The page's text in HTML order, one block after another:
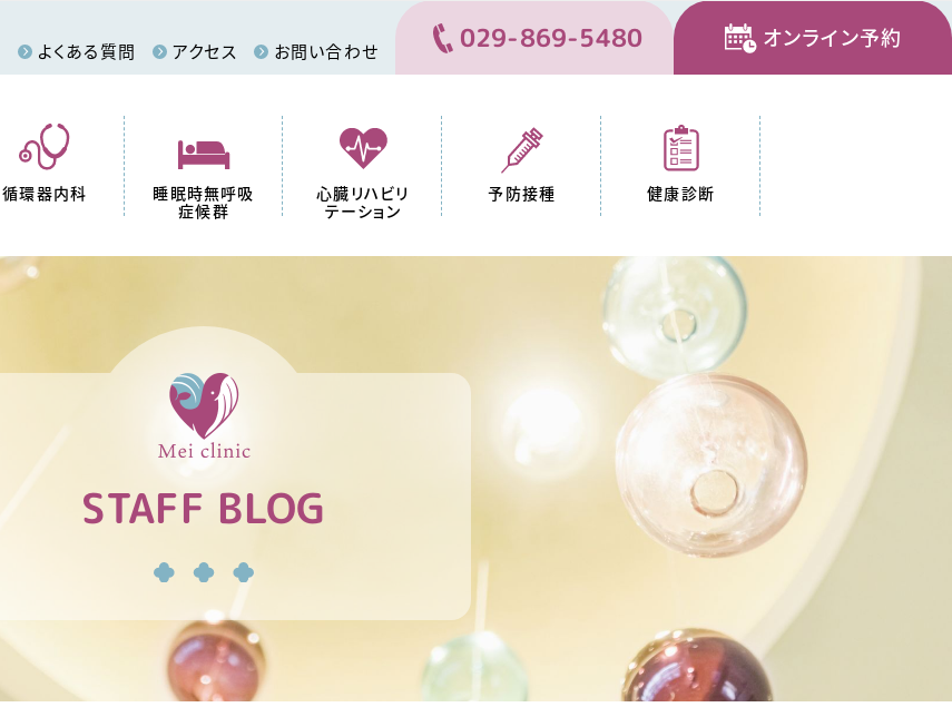
よくある質問 アクセス お問い合わせ 029-869-5480 オンライン予約
循環器内科
睡眠時無呼吸
症候群
心臓リハビリ
テーション
予防接種 健康診断
STAFF BLOG